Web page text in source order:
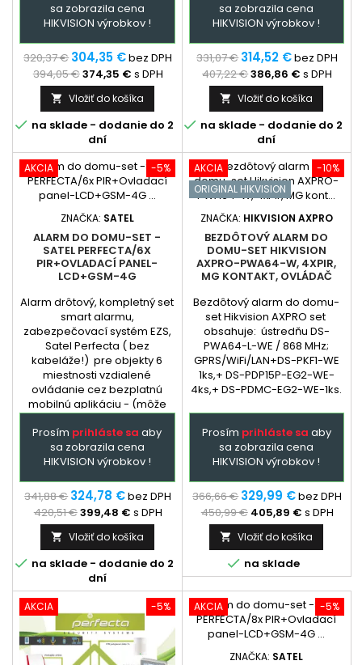
elektrotechnikom). Extra
služba - podľa
naprogramovaná ústredňa a
GSM + prehladný manual
zapojenia....
sa zobrazila cena
HIKVISION výrobkov !
320,37 €304,35 €bez DPH
394,05 €374,35 € s DPH
 Vložiť do košíka
 na sklade - dodanie do 2
dní
elektrotechnikom). Extra:
podľa dohody - dopredu
GSM + prehladný manual
zapojenia /cena...
sa zobrazila cena
HIKVISION výrobkov !
331,07 €314,52 €bez DPH
407,22 €386,86 € s DPH
 Vložiť do košíka
 na sklade - dodanie do 2
dní
-5%
AKCIA
ZNAČKA: SATEL
ALARM DO DOMU-SET -
SATEL PERFECTA/6X
PIR+OVLADACÍ PANEL-
LCD+GSM-4G
Alarm drôtový, kompletný set
smart alarmu,
zabezpečovací systém EZS,
Satel Perfecta ( bez
kabeláže!) pre objekty 6
miestnosti vzdialené
ovládanie cez bezplatnú
mobilnú aplikáciu - (môže
byť aj samoinštalačný balík,
inštalácia len
elektrotechnikom). Extra
služba - podľa
naprogramovaná ústredňa a
GSM + prehladný manual
zapojenia....
Prosím prihláste sa aby
sa zobrazila cena
HIKVISION výrobkov !
341,88 €324,78 €bez DPH
420,51 €399,48 € s DPH
 Vložiť do košíka
 na sklade - dodanie do 2
dní
-10%
AKCIA
ORIGINAL HIKVISION
ZNAČKA: HIKVISION AXPRO
BEZDÔTOVÝ ALARM DO
DOMU-SET HIKVISION
AXPRO-PWA64-W, 4XPIR,
MG KONTAKT, OVLÁDAČ
Bezdôtový alarm do domu-
set Hikvision AXPRO set
obsahuje: ústredňu DS-
PWA64-L-WE / 868 MHz;
GPRS/WiFi/LAN+DS-PKF1-WE
1ks,+ DS-PDP15P-EG2-WE-
4ks,+ DS-PDMC-EG2-WE-1ks.
Prosím prihláste sa aby
sa zobrazila cena
HIKVISION výrobkov !
366,66 €329,99 €bez DPH
450,99 € 405,89 € s DPH
 Vložiť do košíka
 na sklade
-5%
AKCIA -5%
AKCIA
ZNAČKA: SATEL